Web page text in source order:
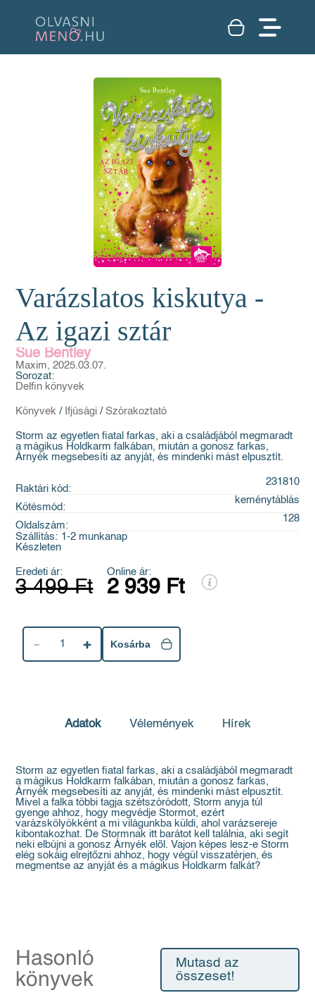
Varázslatos kiskutya -
Az igazi sztár
Sue Bentley
Maxim, 2025.03.07.
Sorozat:
Delfin könyvek
Könyvek / Ifjúsági / Szórakoztató
Storm az egyetlen fiatal farkas, aki a családjából megmaradt
a mágikus Holdkarm falkában, miután a gonosz farkas,
Árnyék megsebesíti az anyját, és mindenki mást elpusztít.
Raktári kód:
231810
Kötésmód:
keménytáblás
Oldalszám:
128
Szállítás: 1-2 munkanap
Készleten
Eredeti ár:
3 499 Ft
Online ár:
2 939 Ft
1 Kosárba
Adatok Vélemények Hírek
Storm az egyetlen fiatal farkas, aki a családjából megmaradt
a mágikus Holdkarm falkában, miután a gonosz farkas,
Árnyék megsebesíti az anyját, és mindenki mást elpusztít.
Mivel a falka többi tagja szétszóródott, Storm anyja túl
gyenge ahhoz, hogy megvédje Stormot, ezért
varázskölyökként a mi világunkba küldi, ahol varázsereje
kibontakozhat. De Stormnak itt barátot kell találnia, aki segít
neki elbújni a gonosz Árnyék elől. Vajon képes lesz-e Storm
elég sokáig elrejtőzni ahhoz, hogy végül visszatérjen, és
megmentse az anyját és a mágikus Holdkarm falkát?
Hasonló
könyvek
Mutasd az
összeset!